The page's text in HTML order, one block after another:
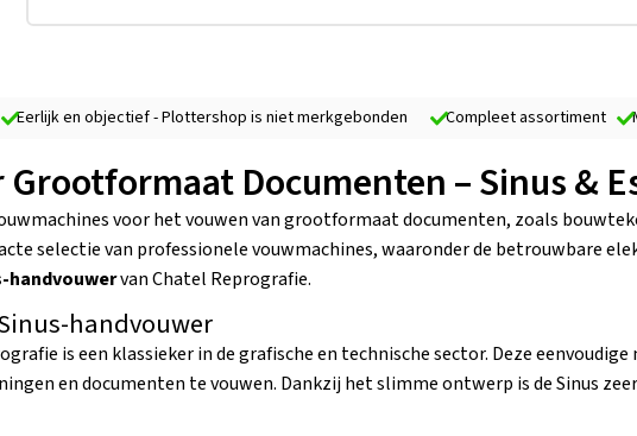
Eerlijk en objectief - Plottershop is niet merkgebonden Compleet assortiment
Documenten – Sinus &
voor het vouwen van grootformaat documenten, zoals
selectie van professionele vouwmachines, waaronder de betrouwbare
handvouwervan Chatel Reprografie.
handvouwer
is een klassieker in de grafische en technische sector. Deze
en documenten te vouwen. Dankzij het slimme ontwerp is de Sinus